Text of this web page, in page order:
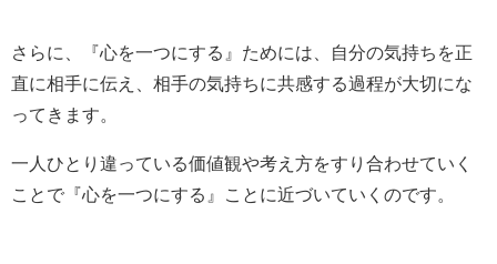
さらに、『心を一つにする』ためには、自分の気持ちを正
直に相手に伝え、相手の気持ちに共感する過程が大切にな
ってきます。
一人ひとり違っている価値観や考え方をすり合わせていく
ことで『心を一つにする』ことに近づいていくのです。